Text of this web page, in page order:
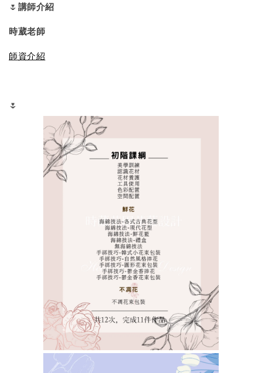
🌷 講師介紹
時葳老師
師資介紹
🌷